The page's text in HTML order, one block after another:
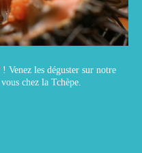
! Venez les déguster sur notre
chez la Tchèpe.